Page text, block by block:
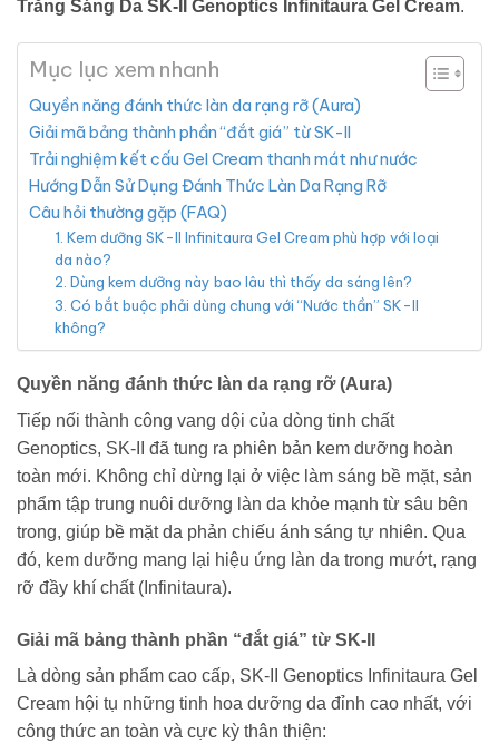
Trắng Sáng Da SK-II Genoptics Infinitaura Gel Cream.
Mục lục xem nhanh
Quyền năng đánh thức làn da rạng rỡ (Aura)
Giải mã bảng thành phần “đắt giá” từ SK-II
Trải nghiệm kết cấu Gel Cream thanh mát như nước
Hướng Dẫn Sử Dụng Đánh Thức Làn Da Rạng Rỡ
Câu hỏi thường gặp (FAQ)
1. Kem dưỡng SK-II Infinitaura Gel Cream phù hợp với loại
da nào?
2. Dùng kem dưỡng này bao lâu thì thấy da sáng lên?
3. Có bắt buộc phải dùng chung với “Nước thần” SK-II
không?
Quyền năng đánh thức làn da rạng rỡ (Aura)
Tiếp nối thành công vang dội của dòng tinh chất
Genoptics, SK-II đã tung ra phiên bản kem dưỡng hoàn
toàn mới. Không chỉ dừng lại ở việc làm sáng bề mặt, sản
phẩm tập trung nuôi dưỡng làn da khỏe mạnh từ sâu bên
trong, giúp bề mặt da phản chiếu ánh sáng tự nhiên. Qua
đó, kem dưỡng mang lại hiệu ứng làn da trong mướt, rạng
rỡ đầy khí chất (Infinitaura).
Giải mã bảng thành phần “đắt giá” từ SK-II
Là dòng sản phẩm cao cấp, SK-II Genoptics Infinitaura Gel
Cream hội tụ những tinh hoa dưỡng da đỉnh cao nhất, với
công thức an toàn và cực kỳ thân thiện: